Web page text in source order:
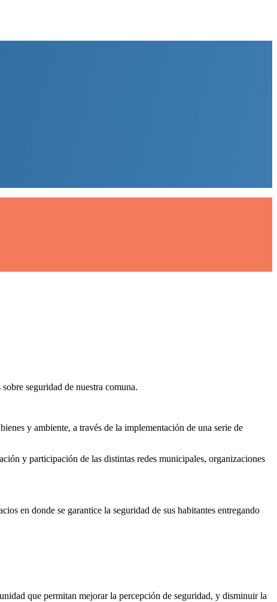
seguridad de nuestra comuna.
y ambiente, a través de la implementación de una serie de
y participación de las distintas redes municipales, organizaciones
en donde se garantice la seguridad de sus habitantes entregando
que permitan mejorar la percepción de seguridad, y disminuir la